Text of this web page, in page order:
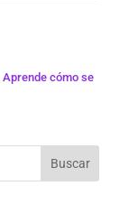
Aprende cómo se